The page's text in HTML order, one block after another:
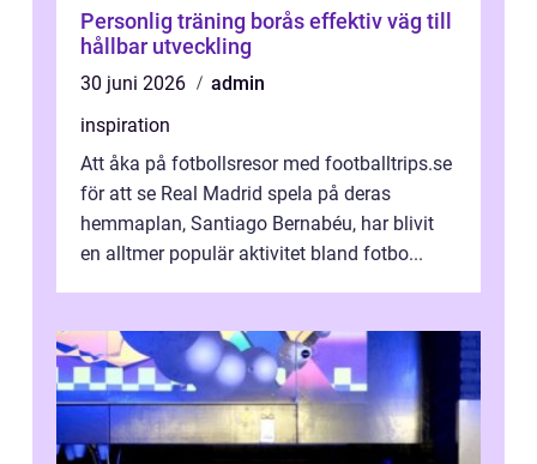
Personlig träning borås effektiv väg till
hållbar utveckling
30 juni 2026
admin
inspiration
Att åka på fotbollsresor med footballtrips.se
för att se Real Madrid spela på deras
hemmaplan, Santiago Bernabéu, har blivit
en alltmer populär aktivitet bland fotbo...